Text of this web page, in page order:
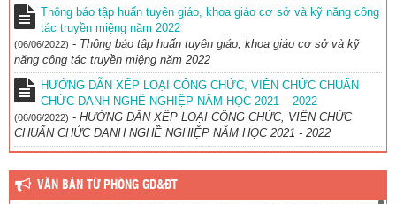
Thông báo tập huấn tuyên giáo, khoa giáo cơ sở và kỹ năng công
tác truyền miệng năm 2022
(06/06/2022) - Thông báo tập huấn tuyên giáo, khoa giáo cơ sở và kỹ
năng công tác truyền miệng năm 2022
HƯỚNG DẪN XẾP LOẠI CÔNG CHỨC, VIÊN CHỨC CHUẨN
CHỨC DANH NGHỀ NGHIỆP NĂM HỌC 2021 – 2022
(06/06/2022) - HƯỚNG DẪN XẾP LOẠI CÔNG CHỨC, VIÊN CHỨC
CHUẨN CHỨC DANH NGHỀ NGHIỆP NĂM HỌC 2021 - 2022
VĂN BẢN TỪ PHÒNG GD&ĐT